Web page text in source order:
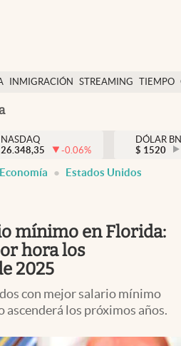
INMIGRACIÓN STREAMING TIEMPO
México
USA
NASDAQ
26.348,35
-0.06%
DÓLAR
$ 1520
Estados Unidos
mínimo en Florida:
hora los
2025
con mejor salario mínimo
ascenderá los próximos años.